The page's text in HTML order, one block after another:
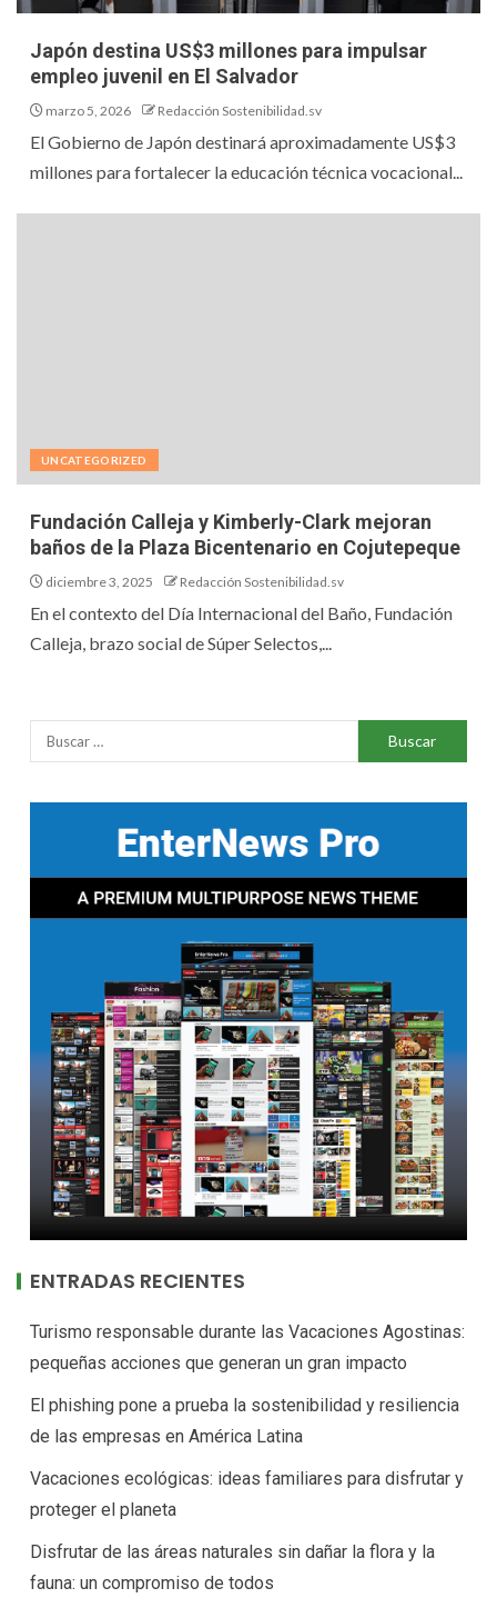
Japón destina US$3 millones para impulsar
empleo juvenil en El Salvador
marzo 5, 2026 Redacción Sostenibilidad.sv
El Gobierno de Japón destinará aproximadamente US$3
millones para fortalecer la educación técnica vocacional...
UNCATEGORIZED
Fundación Calleja y Kimberly-Clark mejoran
baños de la Plaza Bicentenario en Cojutepeque
diciembre 3, 2025 Redacción Sostenibilidad.sv
En el contexto del Día Internacional del Baño, Fundación
Calleja, brazo social de Súper Selectos,...
ENTRADAS RECIENTES
Turismo responsable durante las Vacaciones Agostinas:
pequeñas acciones que generan un gran impacto
El phishing pone a prueba la sostenibilidad y resiliencia
de las empresas en América Latina
Vacaciones ecológicas: ideas familiares para disfrutar y
proteger el planeta
Disfrutar de las áreas naturales sin dañar la flora y la
fauna: un compromiso de todos